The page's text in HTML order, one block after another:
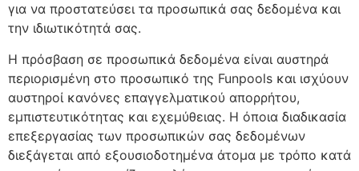
για να προστατεύσει τα προσωπικά σας δεδομένα και
την ιδιωτικότητά σας.
Η πρόσβαση σε προσωπικά δεδομένα είναι αυστηρά
περιορισμένη στο προσωπικό της Funpools και ισχύουν
αυστηροί κανόνες επαγγελματικού απορρήτου,
εμπιστευτικότητας και εχεμύθειας. Η όποια διαδικασία
επεξεργασίας των προσωπικών σας δεδομένων
διεξάγεται από εξουσιοδοτημένα άτομα με τρόπο κατά